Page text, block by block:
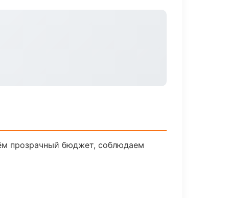
прозрачный бюджет, соблюдаем